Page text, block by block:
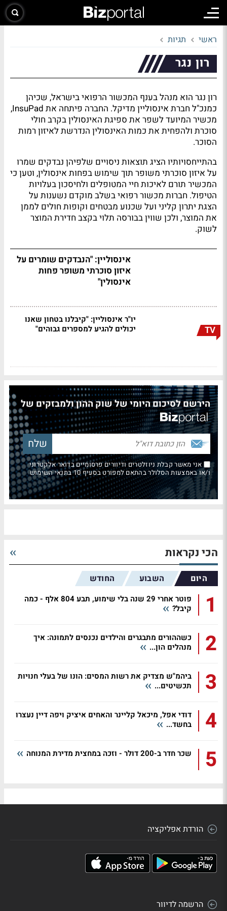
ראשי תגיות
רון נגר
רון נגר הוא מנהל בענף המכשור הרפואי בישראל, שכיהן
כמנכ"ל חברת אינסוליין מדיקל. החברה פיתחה את InsuPad,
מכשיר המיועד לשפר את ספיגת האינסולין בקרב חולי
סוכרת ולהפחית את כמות האינסולין הנדרשת לאיזון רמות
הסוכר.
בהתייחסויותיו הציג תוצאות ניסויים שלפיהן נבדקים שמרו
על איזון סוכרתי משופר תוך שימוש בפחות אינסולין, וטען כי
המכשיר תורם לאיכות חיי המטופלים ולחיסכון בעלויות
הטיפול. חברות מכשור רפואי בשלב מוקדם נשענות על
הצגת יתרון קליני ועל שכנוע מבטחים וקופות חולים לממן
את המוצר, ולכן שווין בבורסה תלוי בקצב חדירת המוצר
לשוק.
אינסוליין: "הנבדקים שומרים על
איזון סוכרתי משופר פחות
אינסולין"
TV
יו"ר אינסוליין: "קיבלנו בטחון שאנו
יכולים להגיע למספרים גבוהים"
הירשם לסיכום היומי של שוק ההון ולמבזקים של
אני מאשר קבלת ניוזלטרים ודיוורים פרסומיים בדואר אלקטרוני
ו/או באמצעות הסלולר בהתאם למפורט בסעיף 10 בתנאי השימוש
הכי נקראות
היום השבוע החודש
1
פוטר אחרי 29 שנה בלי שימוע, תבע 804 אלף - כמה
קיבל?
2
כשההורים מתבגרים והילדים נכנסים לתמונה: איך
מנהלים הון...
3
ביהמ"ש מצדיק את רשות המסים: הונו של בעלי חנויות
תכשיטים...
4
דודי אפל, מיכאל קליינר והאחים איציק ויפה דיין נעצרו
בחשד...
5 שכר חדר ב-200 דולר - וזכה במחצית מדירת המנוחה
הורדת אפליקציה
הרשמה לדיוור